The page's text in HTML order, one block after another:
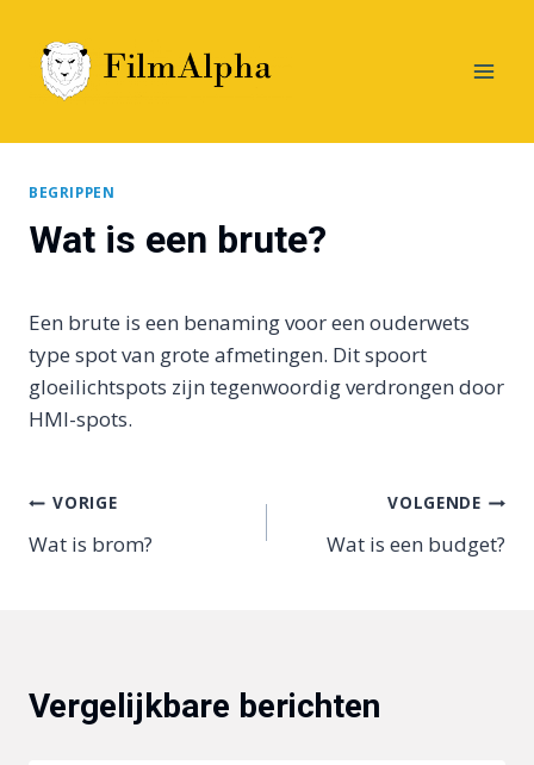
inhoud
BEGRIPPEN
Wat is een brute?
Een brute is een benaming voor een ouderwets
type spot van grote afmetingen. Dit spoort
gloeilichtspots zijn tegenwoordig verdrongen door
HMI-spots.
Bericht
navigatie
VORIGE
Wat is brom?
VOLGENDE
Wat is een budget?
Vergelijkbare berichten